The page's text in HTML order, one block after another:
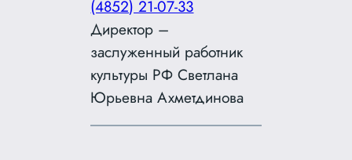
(4852) 21-07-33
Директор –
заслуженный работник
культуры РФ Светлана
Юрьевна Ахметдинова